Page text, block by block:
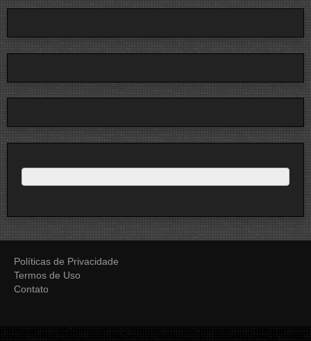
Políticas de Privacidade
Termos de Uso
Contato